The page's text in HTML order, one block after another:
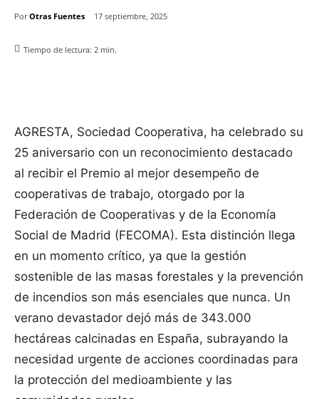
Por Otras Fuentes 17 septiembre, 2025
Tiempo de lectura: 2 min.
AGRESTA, Sociedad Cooperativa, ha celebrado su
25 aniversario con un reconocimiento destacado
al recibir el Premio al mejor desempeño de
cooperativas de trabajo, otorgado por la
Federación de Cooperativas y de la Economía
Social de Madrid (FECOMA). Esta distinción llega
en un momento crítico, ya que la gestión
sostenible de las masas forestales y la prevención
de incendios son más esenciales que nunca. Un
verano devastador dejó más de 343.000
hectáreas calcinadas en España, subrayando la
necesidad urgente de acciones coordinadas para
la protección del medioambiente y las